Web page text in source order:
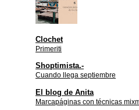
Clochet
Primeriti
Shoptimista.-
Cuando llega septiembre
El blog de Anita
Marcapáginas con técnicas